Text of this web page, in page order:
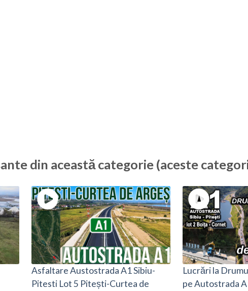
din această categorie (aceste
Asfaltare Austostrada A1 Sibiu-
Pitesti Lot 5 Pitești-Curtea de
Lucrări la
pe Autostrada